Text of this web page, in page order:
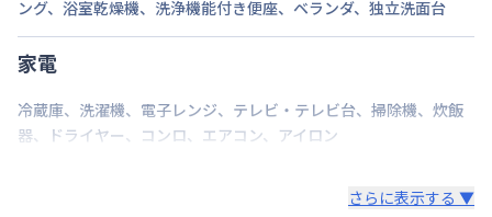
長（再契約）の希望に添えない場合がございます。
ング、 浴室乾燥機、 洗浄機能付き便座、 ベランダ、 独立洗面台
家電
冷蔵庫、 洗濯機、 電子レンジ、 テレビ・テレビ台、 掃除機、 炊飯
器、 ドライヤー、 コンロ、 エアコン、 アイロン
さらに表示する ▼